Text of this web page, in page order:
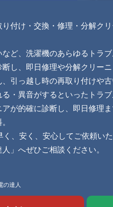
付け・交換・修理・分解ク
ど、洗濯機のあらゆるトラ
し、即日修理や分解クリー
引っ越し時の再取り付けや
・異音がするといったトラ
が的確に診断し、即日修理
、安く、安心してご依頼い
」へぜひご相談ください。
の達人